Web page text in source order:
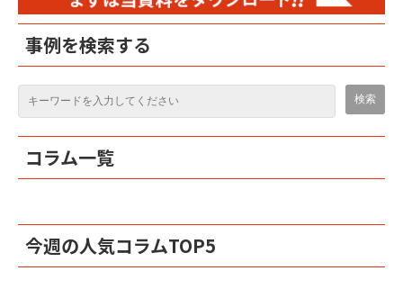
事例を検索する
コラム一覧
今週の人気コラムTOP5